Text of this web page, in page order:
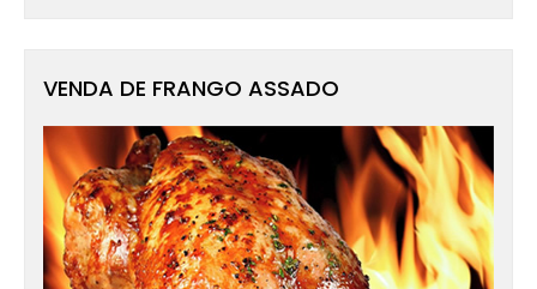
VENDA DE FRANGO ASSADO